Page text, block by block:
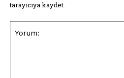
tarayıcıya kaydet.